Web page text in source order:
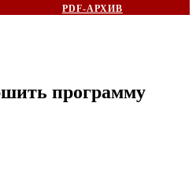
PDF-АРХИВ
программу